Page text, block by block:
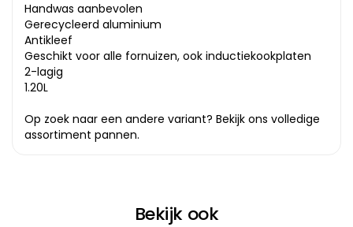
Handwas aanbevolen
Gerecycleerd aluminium
Antikleef
Geschikt voor alle fornuizen, ook inductiekookplaten
2-lagig
1.20L
Op zoek naar een andere variant? Bekijk ons volledige
assortiment pannen.
Bekijk ook